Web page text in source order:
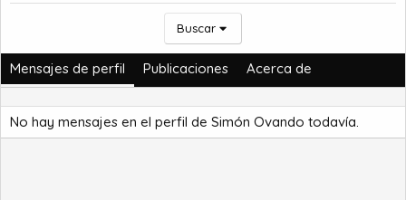
Buscar
Mensajes de perfil Publicaciones Acerca de
No hay mensajes en el perfil de Simón Ovando todavía.